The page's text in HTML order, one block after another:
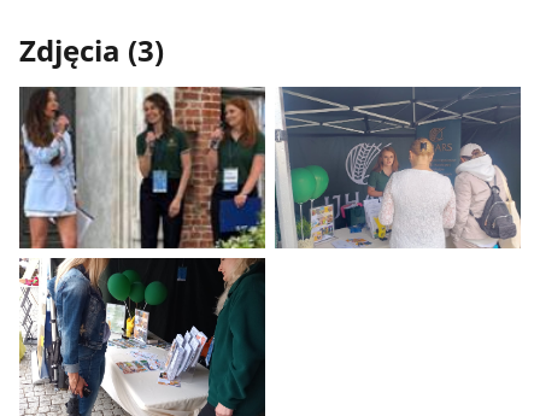
Zdjęcia (3)
Pokaż
zdjęcie
1
z
galerii.